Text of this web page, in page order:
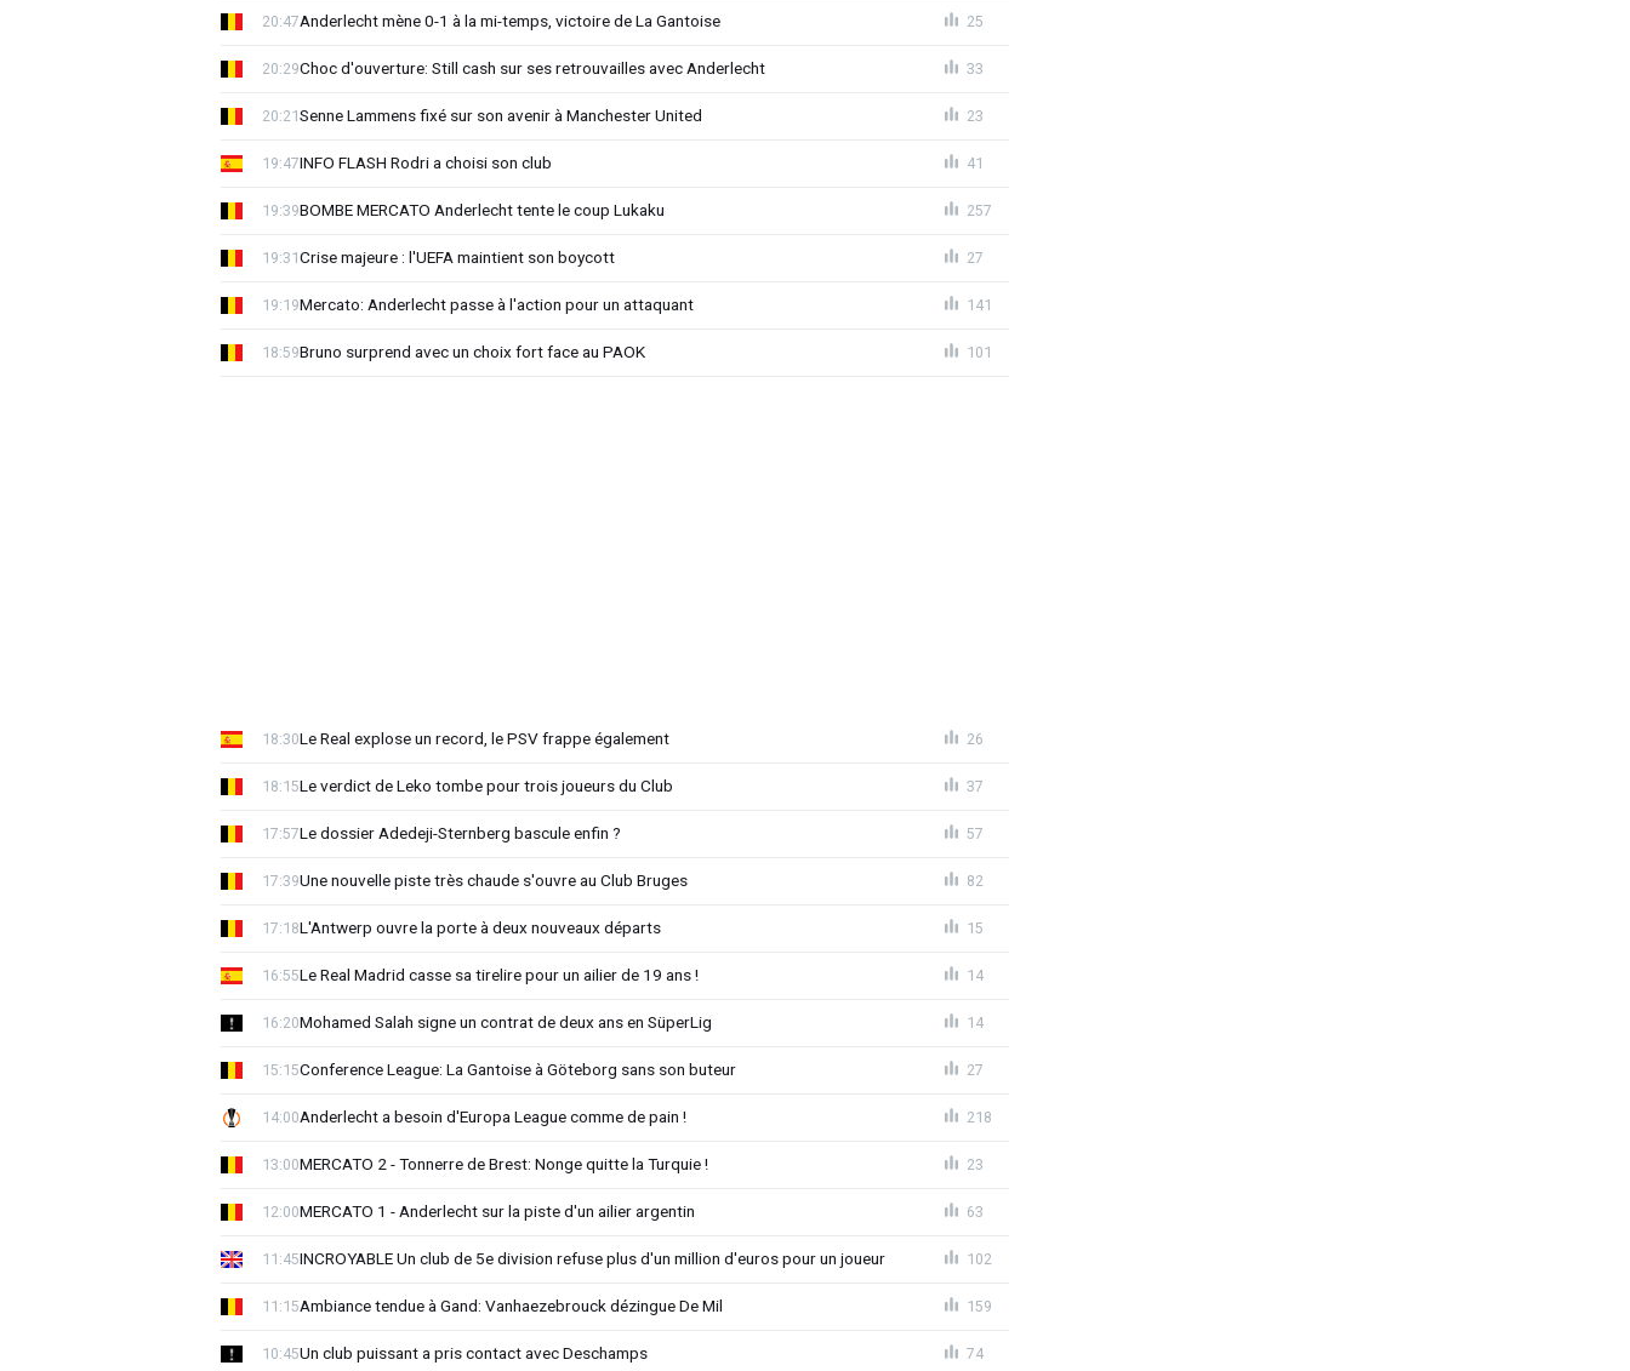
Anderlecht mène 0-1 à la mi-temps, victoire de La Gantoise
20:47 25
Choc d'ouverture: Still cash sur ses retrouvailles avec Anderlecht
20:29 33
Senne Lammens fixé sur son avenir à Manchester United
20:21 23
INFO FLASH Rodri a choisi son club
19:47 41
BOMBE MERCATO Anderlecht tente le coup Lukaku
19:39 257
Crise majeure : l'UEFA maintient son boycott
19:31 27
Mercato: Anderlecht passe à l'action pour un attaquant
19:19 141
Bruno surprend avec un choix fort face au PAOK
18:59 101
Le Real explose un record, le PSV frappe également
18:30 26
Le verdict de Leko tombe pour trois joueurs du Club
18:15 37
Le dossier Adedeji-Sternberg bascule enfin ?
17:57 57
Une nouvelle piste très chaude s'ouvre au Club Bruges
17:39 82
L'Antwerp ouvre la porte à deux nouveaux départs
17:18 15
Le Real Madrid casse sa tirelire pour un ailier de 19 ans !
16:55 14
Mohamed Salah signe un contrat de deux ans en SüperLig
16:20 14
Conference League: La Gantoise à Göteborg sans son buteur
15:15 27
Anderlecht a besoin d'Europa League comme de pain !
14:00 218
MERCATO 2 - Tonnerre de Brest: Nonge quitte la Turquie !
13:00 23
MERCATO 1 - Anderlecht sur la piste d'un ailier argentin
12:00 63
INCROYABLE Un club de 5e division refuse plus d'un million d'euros pour un joueur
11:45 102
Ambiance tendue à Gand: Vanhaezebrouck dézingue De Mil
11:15 159
Un club puissant a pris contact avec Deschamps
10:45 74